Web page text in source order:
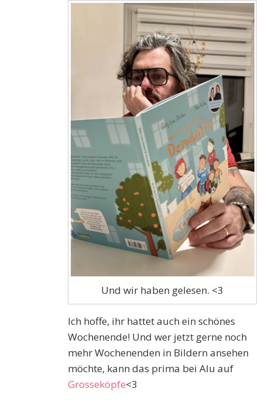
Und wir haben gelesen. <3
Ich hoffe, ihr hattet auch ein schönes
Wochenende! Und wer jetzt gerne noch
mehr Wochenenden in Bildern ansehen
möchte, kann das prima bei Alu auf
Grosseköpfe<3